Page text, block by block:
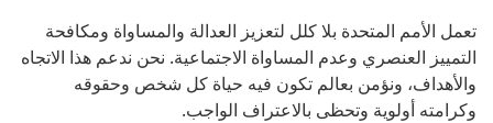
تعمل الأمم المتحدة بلا كلل لتعزيز العدالة والمساواة ومكافحة
التمييز العنصري وعدم المساواة الاجتماعية. نحن ندعم هذا الاتجاه
والأهداف، ونؤمن بعالم تكون فيه حياة كل شخص وحقوقه
وكرامته أولوية وتحظى بالاعتراف الواجب.